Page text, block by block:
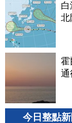
北
霍
通
今日整點新